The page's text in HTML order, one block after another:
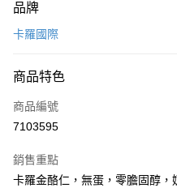
信用卡一次付款
Apple Pay
悠遊付
全盈+PAY
品牌
卡羅國際
商品特色
商品編號
7103595
銷售重點
卡羅金酪仁，無蛋，零膽固醇